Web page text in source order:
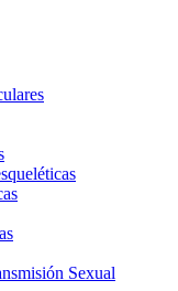
Sexual